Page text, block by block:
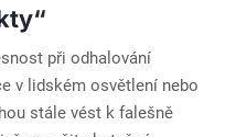
při odhalování
v lidském osvětlení nebo
stále vést k falešně